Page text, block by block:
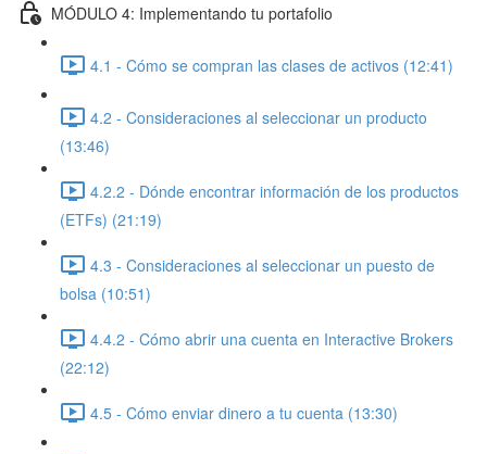
MÓDULO 4: Implementando tu portafolio
4.1 - Cómo se compran las clases de activos (12:41)
4.2 - Consideraciones al seleccionar un producto
(13:46)
4.2.2 - Dónde encontrar información de los productos
(ETFs) (21:19)
4.3 - Consideraciones al seleccionar un puesto de
bolsa (10:51)
4.4.2 - Cómo abrir una cuenta en Interactive Brokers
(22:12)
4.5 - Cómo enviar dinero a tu cuenta (13:30)